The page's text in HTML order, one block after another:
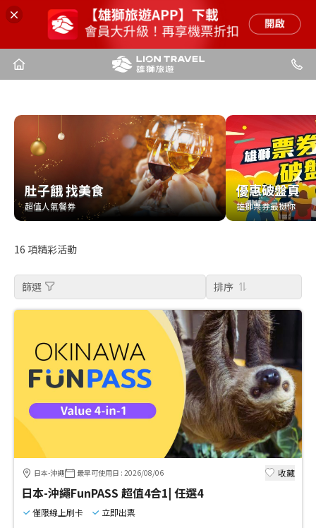
肚子餓 找美食
超值人氣餐券
肚子餓 找美食
超值人氣餐券
優惠破盤頁
雄獅票券最挺你
優惠破盤頁
雄獅票券最挺你
16 項精彩活動
篩選 排序
日本-沖繩 最早可使用日 : 2026/08/06 收藏
日本-沖繩FunPASS 超值4合1| 任選4
僅限線上刷卡 立即出票